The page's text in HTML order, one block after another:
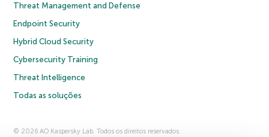
Threat Management and Defense
Endpoint Security
Hybrid Cloud Security
Cybersecurity Training
Threat Intelligence
Todas as soluções
© 2026 AO Kaspersky Lab. Todos os direitos reservados.